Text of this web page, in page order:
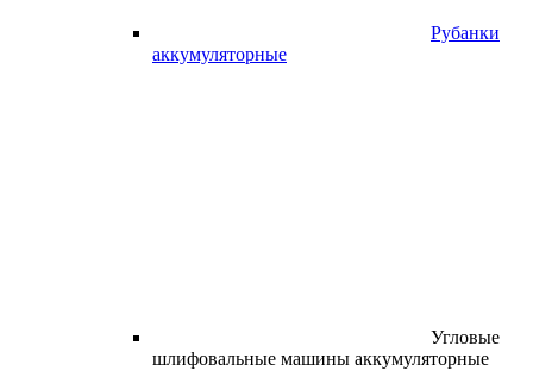
Рубанки
аккумуляторные
Угловые
шлифовальные машины аккумуляторные